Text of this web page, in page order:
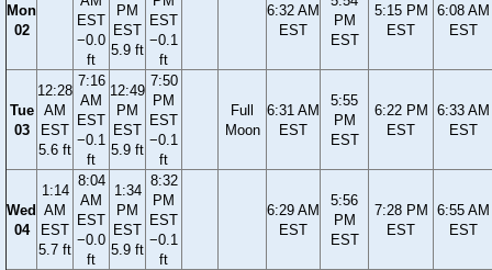
Mon
02
EST
−0.0
ft
PM
EST
5.9 ft
EST
−0.1
ft
6:32 AM
EST
PM
EST
5:15 PM
EST
6:08 AM
EST
Tue
03
12:28
AM
EST
5.6 ft
7:16
AM
EST
−0.1
ft
12:49
PM
EST
5.9 ft
7:50
PM
EST
−0.1
ft
Full
Moon
6:31 AM
EST
5:55
PM
EST
6:22 PM
EST
6:33 AM
EST
Wed
04
1:14
AM
EST
5.7 ft
8:04
AM
EST
−0.0
ft
1:34
PM
EST
5.9 ft
8:32
PM
EST
−0.1
ft
6:29 AM
EST
5:56
PM
EST
7:28 PM
EST
6:55 AM
EST